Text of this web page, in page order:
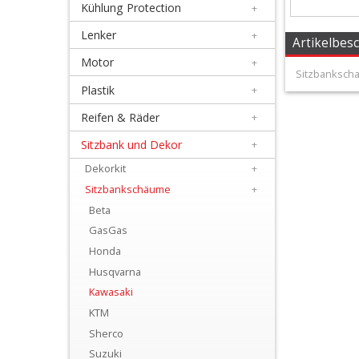
Schmierstoffe
Armaturen
Kühlung
Protection
Kühlung Protection +
Lenker +
Motor +
Plastik +
Reifen & Räder +
Sitzbank und Dekor
+
Dekorkit
+
Sitzbankschäume
+
Beta
GasGas
Honda
Husqvarna
Kawasaki
KTM
Sherco
Suzuki